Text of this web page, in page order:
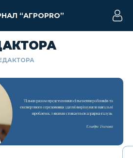
“АГРОPRO”